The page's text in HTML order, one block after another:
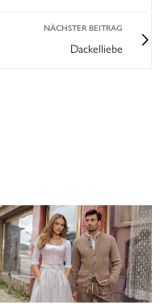
NÄCHSTER BEITRAG
Dackelliebe